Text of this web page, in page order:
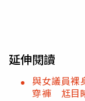
延伸閱讀
與女議員裸
穿褲 尪目